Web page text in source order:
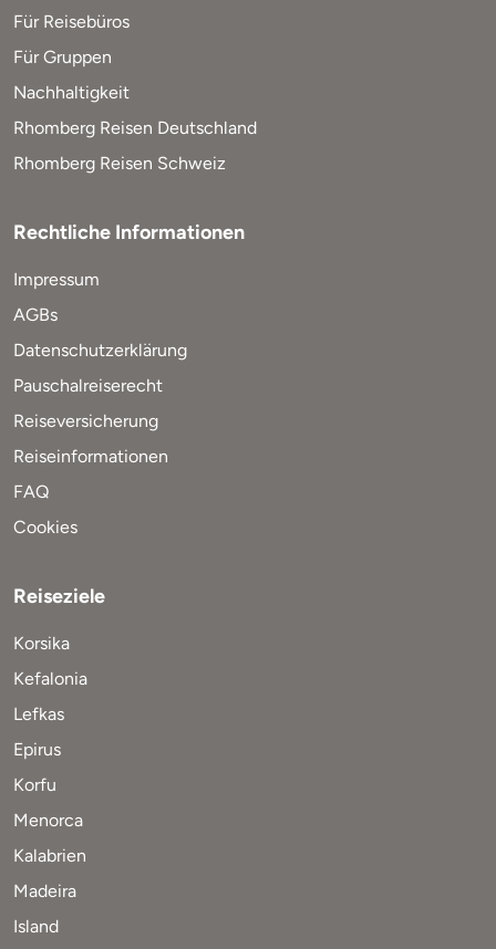
Für Reisebüros
Für Gruppen
Nachhaltigkeit
Rhomberg Reisen Deutschland
Rhomberg Reisen Schweiz
Rechtliche Informationen
Impressum
AGBs
Datenschutzerklärung
Pauschalreiserecht
Reiseversicherung
Reiseinformationen
FAQ
Cookies
Reiseziele
Korsika
Kefalonia
Lefkas
Epirus
Korfu
Menorca
Kalabrien
Madeira
Island